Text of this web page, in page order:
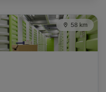
58 km